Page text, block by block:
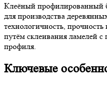
Клеёный профилированный
для производства
технологичность, прочность
путём склеивания ламелей
профиля.
Ключевые